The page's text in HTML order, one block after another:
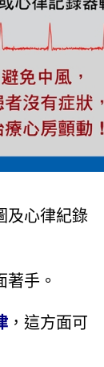
及心律紀錄
手。
，這方面可